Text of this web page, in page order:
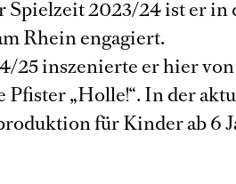
Spielzeit 2023/24 ist er in
Rhein engagiert.
25 inszenierte er hier von
Pfister „Holle!“. In der
für Kinder ab 6